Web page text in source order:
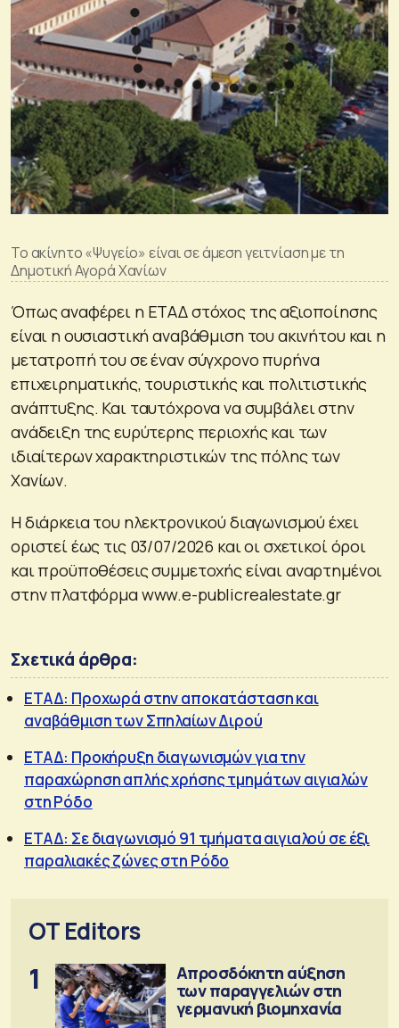
Το ακίνητο «Ψυγείο» είναι σε άμεση γειτνίαση με τη
Δημοτική Αγορά Χανίων
Όπως αναφέρει η ΕΤΑΔ στόχος της αξιοποίησης
είναι η ουσιαστική αναβάθμιση του ακινήτου και η
μετατροπή του σε έναν σύγχρονο πυρήνα
επιχειρηματικής, τουριστικής και πολιτιστικής
ανάπτυξης. Και ταυτόχρονα να συμβάλει στην
ανάδειξη της ευρύτερης περιοχής και των
ιδιαίτερων χαρακτηριστικών της πόλης των
Χανίων.
Η διάρκεια του ηλεκτρονικού διαγωνισμού έχει
οριστεί έως τις 03/07/2026 και οι σχετικοί όροι
και προϋποθέσεις συμμετοχής είναι αναρτημένοι
στην πλατφόρμα www.e-publicrealestate.gr
Σχετικά άρθρα:
ΕΤΑΔ: Προχωρά στην αποκατάσταση και
αναβάθμιση των Σπηλαίων Διρού
ΕΤΑΔ: Προκήρυξη διαγωνισμών για την
παραχώρηση απλής χρήσης τμημάτων αιγιαλών
στη Ρόδο
ΕΤΑΔ: Σε διαγωνισμό 91 τμήματα αιγιαλού σε έξι
παραλιακές ζώνες στη Ρόδο
OT Editors
1
Απροσδόκητη αύξηση
των παραγγελιών στη
γερμανική βιομηχανία